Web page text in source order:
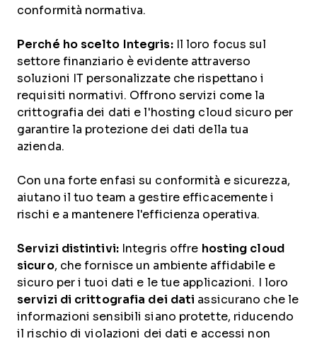
conformità normativa.
Perché ho scelto Integris:Il loro focus sul
settore finanziario è evidente attraverso
soluzioni IT personalizzate che rispettano i
requisiti normativi. Offrono servizi come la
crittografia dei dati e l'hosting cloud sicuro per
garantire la protezione dei dati della tua
azienda.
Con una forte enfasi su conformità e sicurezza,
aiutano il tuo team a gestire efficacemente i
rischi e a mantenere l'efficienza operativa.
Servizi distintivi:Integris offre hosting cloud
sicuro, che fornisce un ambiente affidabile e
sicuro per i tuoi dati e le tue applicazioni. I loro
servizi di crittografia dei dati assicurano che le
informazioni sensibili siano protette, riducendo
il rischio di violazioni dei dati e accessi non